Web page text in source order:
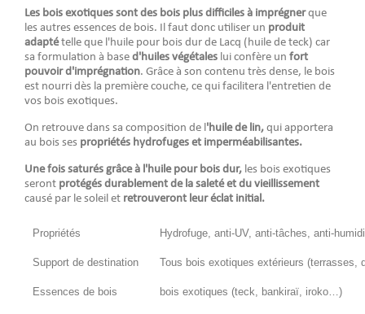
Les bois exotiques sont des bois plus difficiles à imprégnerque
les autres essences de bois. Il faut donc utiliser un produit
adaptételle que l'huile pour bois dur de Lacq (huile de teck) car
sa formulation à base d'huiles végétales lui confère un fort
pouvoir d'imprégnation. Grâce à son contenu très dense, le bois
est nourri dès la première couche, ce qui facilitera l'entretien de
vos bois exotiques.
On retrouve dans sa composition de l 'huile de lin, qui apportera
au bois ses propriétés hydrofuges et imperméabilisantes.
Une fois saturés grâce à l'huile pour bois dur, les bois exotiques
seront protégés durablement de la saleté et du vieillissement
causé par le soleil et retrouveront leur éclat initial.
Propriétés Hydrofuge, anti-UV, anti-tâches, anti-
Support de destination Tous bois exotiques extérieurs (terrasses,
Essences de bois bois exotiques (teck, bankiraï, iroko…)